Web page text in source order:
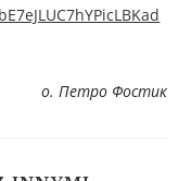
о. Петро Фостик